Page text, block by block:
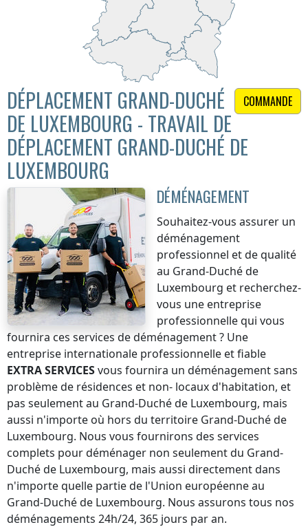
COMMANDE
DÉPLACEMENT GRAND-DUCHÉ
DE LUXEMBOURG - TRAVAIL DE
DÉPLACEMENT GRAND-DUCHÉ DE
LUXEMBOURG
DÉMÉNAGEMENT
Souhaitez-vous assurer un
déménagement
professionnel et de qualité
au Grand-Duché de
Luxembourg et recherchez-
vous une entreprise
professionnelle qui vous
fournira ces services de déménagement ? Une
entreprise internationale professionnelle et fiable
EXTRA SERVICESvous fournira un déménagement sans
problème de résidences et non- locaux d'habitation, et
pas seulementau Grand-Duché de Luxembourg, mais
aussi n'importe où hors du territoire Grand-Duché de
Luxembourg. Nous vous fournirons des services
complets pour déménager non seulementdu Grand-
Duché de Luxembourg, mais aussi directement dans
n'importe quelle partie de l'Union européenneau
Grand-Duché de Luxembourg. Nous assurons tous nos
déménagements 24h/24, 365 jours par an.